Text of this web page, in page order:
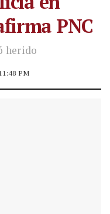
PNC
herido
PM